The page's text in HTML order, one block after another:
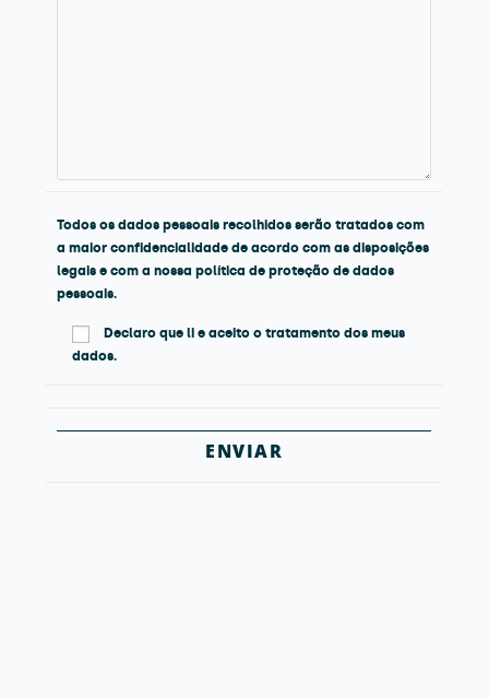
Todos os dados pessoais recolhidos serão tratados com
a maior confidencialidade de acordo com as disposições
legais e com a nossa política de proteção de dados
pessoais.
Declaro que li e aceito o tratamento dos meus
dados.